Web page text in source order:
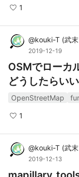
1
@kouki-T (武
2019-12-19
OSMでローカ
どうしたらい
OpenStreetMap
1
@kouki-T (武
2019-12-13